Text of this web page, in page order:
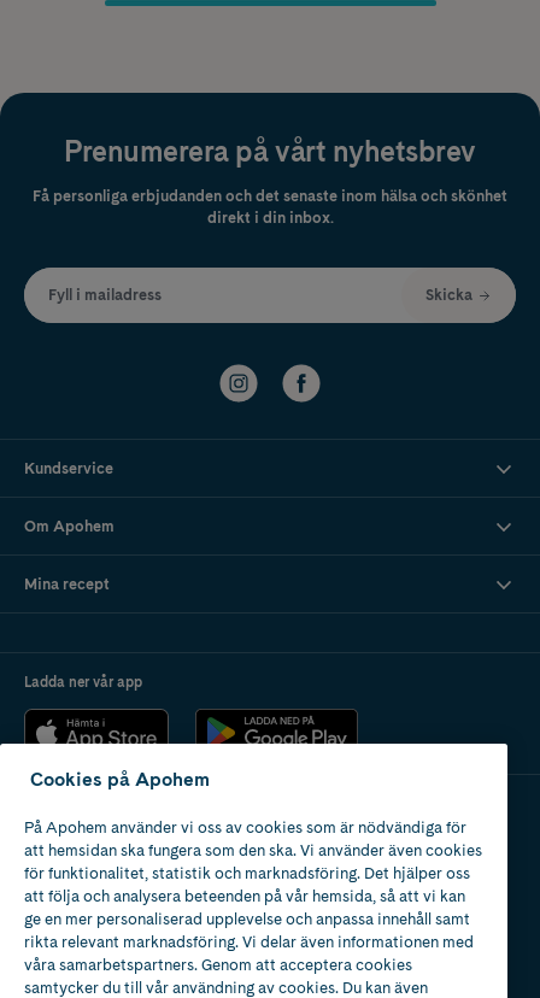
Prenumerera på vårt nyhetsbrev
Få personliga erbjudanden och det senaste inom hälsa och skönhet
direkt i din inbox.
Fyll i mailadress Skicka
Kundservice
Om Apohem
Mina recept
Ladda ner vår app
Apotek med tillstånd
av Läkemedelsverket
Cookies på Apohem
På Apohem använder vi oss av cookies som är nödvändiga för
att hemsidan ska fungera som den ska. Vi använder även cookies
för funktionalitet, statistik och marknadsföring. Det hjälper oss
att följa och analysera beteenden på vår hemsida, så att vi kan
ge en mer personaliserad upplevelse och anpassa innehåll samt
rikta relevant marknadsföring. Vi delar även informationen med
våra samarbetspartners. Genom att acceptera cookies
samtycker du till vår användning av cookies. Du kan även